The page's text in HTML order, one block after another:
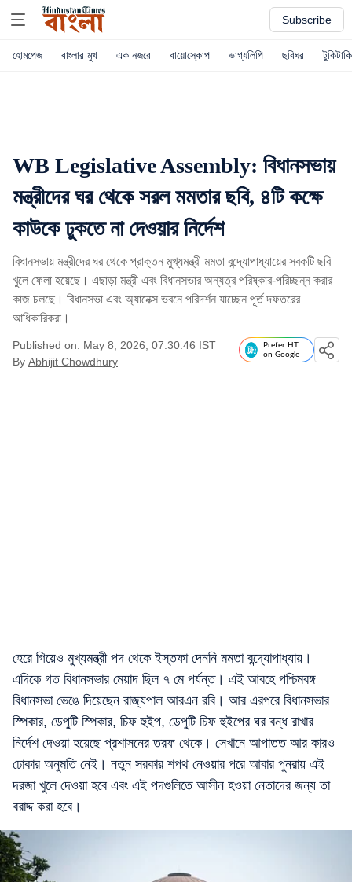
Subscribe
হোমপেজ বাংলার মুখ এক নজরে বায়োস্কোপ ভাগ্যলিপি ছবিঘর টুকিটাকি
WB Legislative Assembly: বিধানসভায়
মন্ত্রীদের ঘর থেকে সরল মমতার ছবি, ৪টি কক্ষে
কাউকে ঢুকতে না দেওয়ার নির্দেশ
বিধানসভায় মন্ত্রীদের ঘর থেকে প্রাক্তন মুখ্যমন্ত্রী মমতা বন্দ্যোপাধ্যায়ের সবকটি ছবি
খুলে ফেলা হয়েছে। এছাড়া মন্ত্রী এবং বিধানসভার অন্যত্র পরিষ্কার-পরিচ্ছন্ন করার
কাজ চলছে। বিধানসভা এবং অ্যানেক্স ভবনে পরিদর্শন যাচ্ছেন পূর্ত দফতরের
আধিকারিকরা।
Published on: May 8, 2026, 07:30:46 IST
By Abhijit Chowdhury
Prefer HT
on Google
হেরে গিয়েও মুখ্যমন্ত্রী পদ থেকে ইস্তফা দেননি মমতা বন্দ্যোপাধ্যায়।
এদিকে গত বিধানসভার মেয়াদ ছিল ৭ মে পর্যন্ত। এই আবহে পশ্চিমবঙ্গ
বিধানসভা ভেঙে দিয়েছেন রাজ্যপাল আরএন রবি। আর এরপরে বিধানসভার
স্পিকার, ডেপুটি স্পিকার, চিফ হুইপ, ডেপুটি চিফ হুইপের ঘর বন্ধ রাখার
নির্দেশ দেওয়া হয়েছে প্রশাসনের তরফ থেকে। সেখানে আপাতত আর কারও
ঢোকার অনুমতি নেই। নতুন সরকার শপথ নেওয়ার পরে আবার পুনরায় এই
দরজা খুলে দেওয়া হবে এবং এই পদগুলিতে আসীন হওয়া নেতাদের জন্য তা
বরাদ্দ করা হবে।